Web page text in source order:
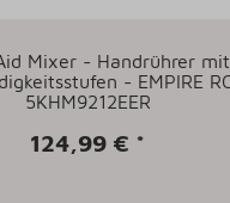
Mixer - Handrührer
- EMPIRE
5KHM9212EER
124,99 € *